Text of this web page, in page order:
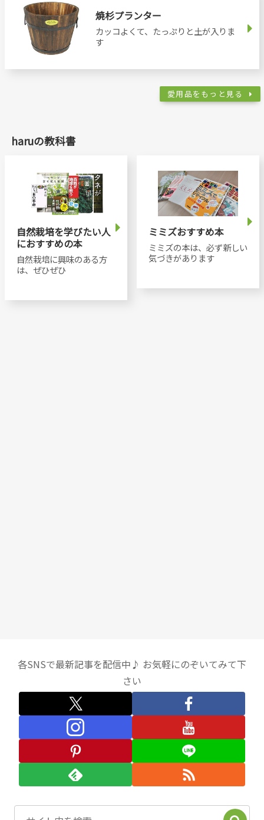
焼杉プランター
カッコよくて、たっぷりと土が入りま
す
愛用品をもっと見る
haruの教科書
自然栽培を学びたい人
におすすめの本
自然栽培に興味のある方
は、ぜひぜひ
ミミズおすすめ本
ミミズの本は、必ず新しい
気づきがあります
各SNSで最新記事を配信中♪ お気軽にのぞいてみて下
さい